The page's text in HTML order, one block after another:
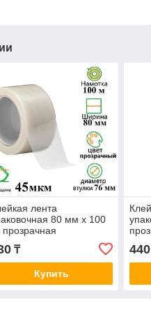
лента
80 мм х 100
₸
Купить
440